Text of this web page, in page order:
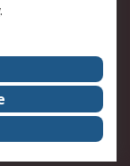
il Blog di RS
.